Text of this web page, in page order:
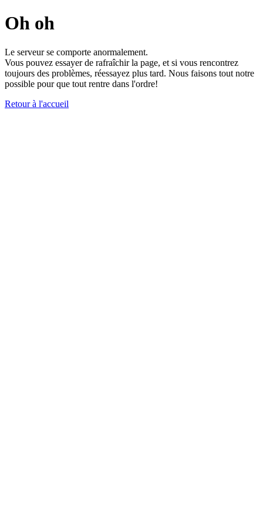
Oh oh
Le serveur se comporte anormalement.
Vous pouvez essayer de rafraîchir la page, et si vous rencontrez
toujours des problèmes, réessayez plus tard. Nous faisons tout notre
possible pour que tout rentre dans l'ordre!
Retour à l'accueil